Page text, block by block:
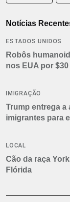
Notícias
ESTADOS UNIDOS
Robôs
nos EUA por
IMIGRAÇÃO
Trump entrega
imigrantes para
LOCAL
Cão da raça
Flórida